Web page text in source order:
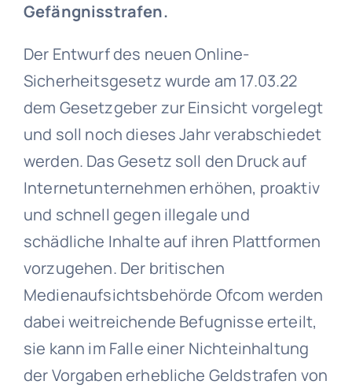
Gefängnisstrafen.
Der Entwurf des neuen Online-
Sicherheitsgesetz wurde am 17.03.22
dem Gesetzgeber zur Einsicht vorgelegt
und soll noch dieses Jahr verabschiedet
werden. Das Gesetz soll den Druck auf
Internetunternehmen erhöhen, proaktiv
und schnell gegen illegale und
schädliche Inhalte auf ihren Plattformen
vorzugehen. Der britischen
Medienaufsichtsbehörde Ofcom werden
dabei weitreichende Befugnisse erteilt,
sie kann im Falle einer Nichteinhaltung
der Vorgaben erhebliche Geldstrafen von